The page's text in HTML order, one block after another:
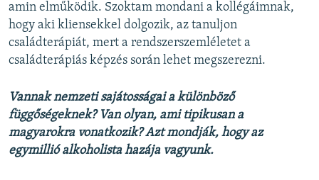
amin elműködik. Szoktam mondani a kollégáimnak,
hogy aki kliensekkel dolgozik, az tanuljon
családterápiát, mert a rendszerszemléletet a
családterápiás képzés során lehet megszerezni.
Vannak nemzeti sajátosságai a különböző
függőségeknek? Van olyan, ami tipikusan a
magyarokra vonatkozik? Azt mondják, hogy az
egymillió alkoholista hazája vagyunk.